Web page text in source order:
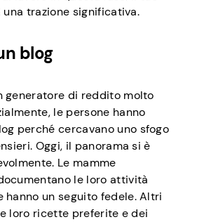
trazione significativa.
blog
generatore di reddito molto
le persone hanno
perché cercavano uno sfogo
Oggi, il panorama si è
Le mamme
le loro attività
hanno un seguito fedele. Altri
loro ricette preferite e dei